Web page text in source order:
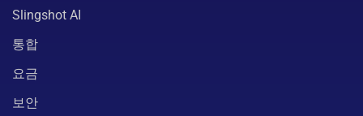
Slingshot AI
통합
요금
보안